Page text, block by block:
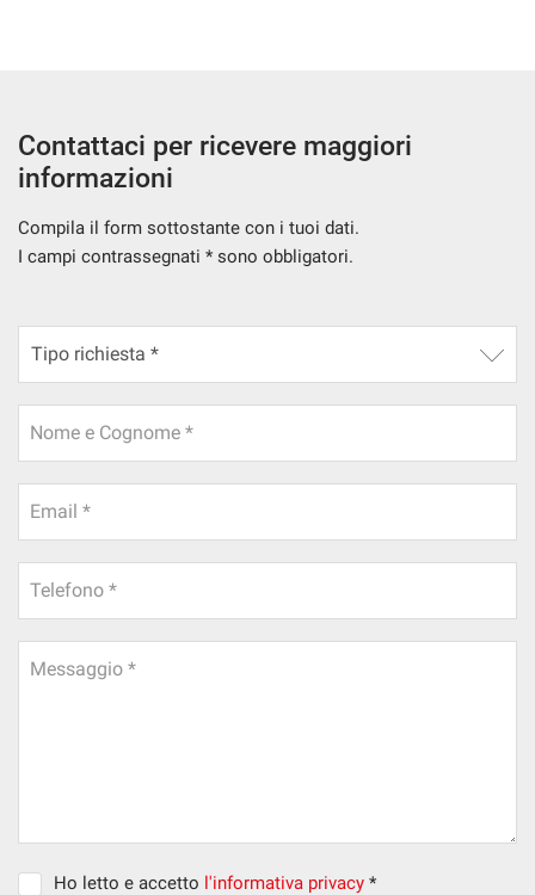
Contattaci per ricevere maggiori
informazioni
Compila il form sottostante con i tuoi dati.
I campi contrassegnati * sono obbligatori.
Nome e Cognome *
Email *
Telefono *
Messaggio *
Ho letto e accetto l'informativa privacy *